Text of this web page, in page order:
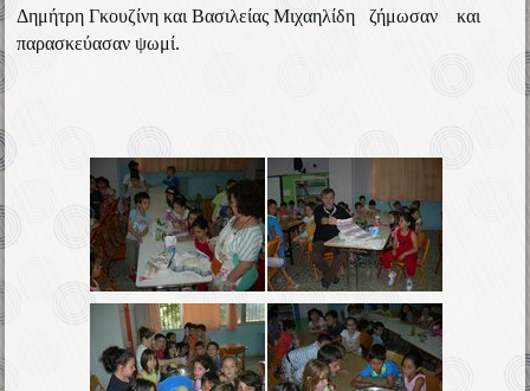
Δημήτρη Γκουζίνη και Βασιλείας Μιχαηλίδη ζήμωσαν και
παρασκεύασαν ψωμί.